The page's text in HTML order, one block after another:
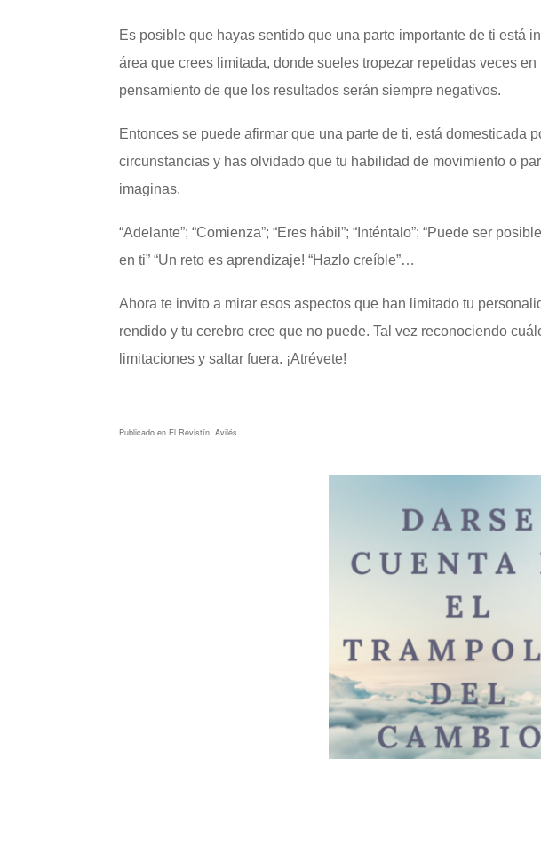
Es posible que hayas sentido que una parte importante de ti está
área que crees limitada, donde sueles tropezar repetidas veces
pensamiento de que los resultados serán siempre negativos.
Entonces se puede afirmar que una parte de ti, está domesticada
circunstancias y has olvidado que tu habilidad de movimiento o
imaginas.
“Adelante”; “Comienza”; “Eres hábil”; “Inténtalo”; “Puede ser
en ti” “Un reto es aprendizaje! “Hazlo creíble”…
Ahora te invito a mirar esos aspectos que han limitado tu
rendido y tu cerebro cree que no puede. Tal vez reconociendo
limitaciones y saltar fuera. ¡Atrévete!
Publicado en El Revistín. Avilés.